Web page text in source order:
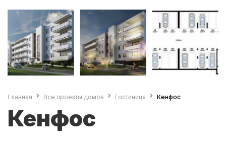
Главная Все проекты домов Гостиница Кенфос
Кенфос